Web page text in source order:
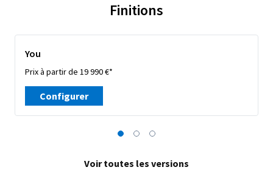
Finitions
You
Prix à partir de 19 990 €*
Configurer
Voir toutes les versions